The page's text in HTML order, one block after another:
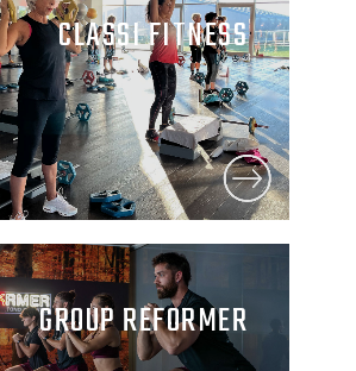
CLASSI FITNESS
GROUP REFORMER